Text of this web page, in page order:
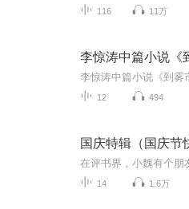
116 11万
李惊涛中篇小说《
12 494
国庆特辑（国庆节
14 1.6万